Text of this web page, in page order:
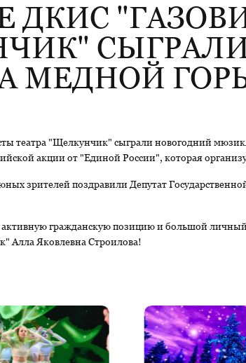
ДКИС
МЕДНОЙ
театра "Щелкунчик" сыграли новогодний
акции от "Единой России", которая
зрителей поздравили Депутат
гражданскую позицию и большой
Алла Яковлевна Строилова!